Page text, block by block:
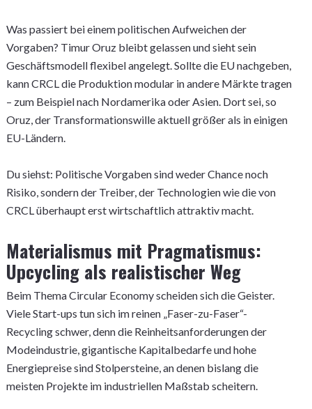
Was passiert bei einem politischen Aufweichen der
Vorgaben? Timur Oruz bleibt gelassen und sieht sein
Geschäftsmodell flexibel angelegt. Sollte die EU nachgeben,
kann CRCL die Produktion modular in andere Märkte tragen
– zum Beispiel nach Nordamerika oder Asien. Dort sei, so
Oruz, der Transformationswille aktuell größer als in einigen
EU-Ländern.
Du siehst: Politische Vorgaben sind weder Chance noch
Risiko, sondern der Treiber, der Technologien wie die von
CRCL überhaupt erst wirtschaftlich attraktiv macht.
Materialismus mit Pragmatismus:
Upcycling als realistischer Weg
Beim Thema Circular Economy scheiden sich die Geister.
Viele Start-ups tun sich im reinen „Faser-zu-Faser“-
Recycling schwer, denn die Reinheitsanforderungen der
Modeindustrie, gigantische Kapitalbedarfe und hohe
Energiepreise sind Stolpersteine, an denen bislang die
meisten Projekte im industriellen Maßstab scheitern.